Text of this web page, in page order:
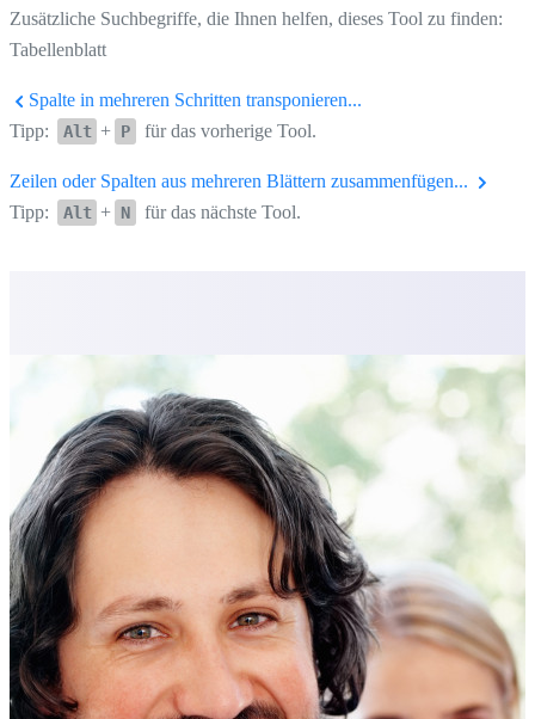
Zusätzliche Suchbegriffe, die Ihnen helfen, dieses Tool zu finden:
Tabellenblatt
Spalte in mehreren Schritten transponieren...
Tipp:
Alt + P für das vorherige Tool.
Zeilen oder Spalten aus mehreren Blättern zusammenfügen...
Tipp:
Alt + N für das nächste Tool.